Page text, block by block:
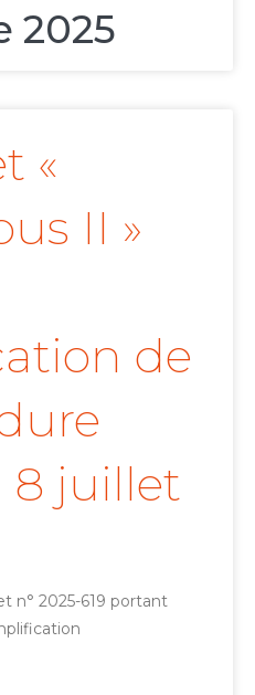
2025
«
II »
de
8 juillet
n° 2025-619 portant